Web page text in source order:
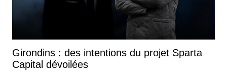
Girondins : des intentions du projet Sparta
Capital dévoilées